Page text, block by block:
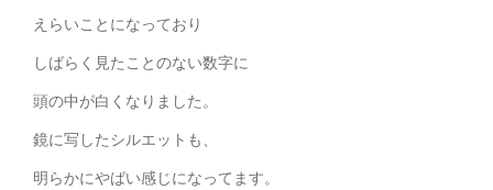
えらいことになっており
しばらく見たことのない数字に
頭の中が白くなりました。
鏡に写したシルエットも、
明らかにやばい感じになってます。